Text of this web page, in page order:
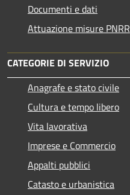
Documenti e dati
Attuazione misure PNRR
CATEGORIE DI SERVIZIO
Anagrafe e stato civile
Cultura e tempo libero
Vita lavorativa
Imprese e Commercio
Appalti pubblici
Catasto e urbanistica